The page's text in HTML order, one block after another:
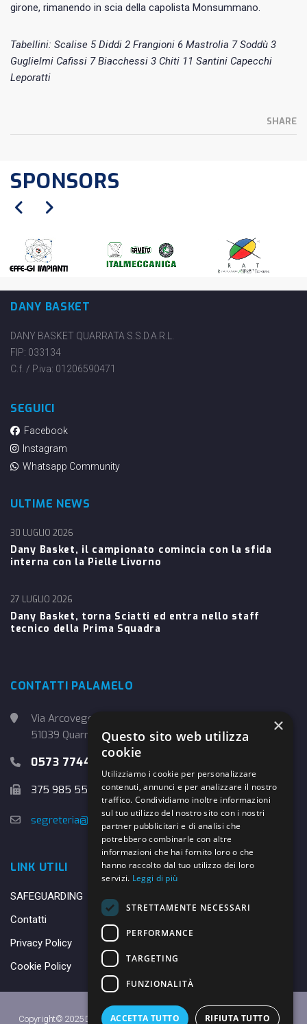
girone, rimanendo in scia della capolista Monsummano.
Tabellini: Scalise 5 Diddi 2 Frangioni 6 Mastrolia 7 Soddù 3
Guglielmi Cafissi 7 Biacchessi 3 Chiti 11 Santini Capecchi
Leporatti
SHARE
SPONSORS
DANY BASKET
DANY BASKET QUARRATA S.S.D.A.R.L.
FIP: 033134
C.f. / P.iva: 01206590471
SEGUICI
Facebook
Instagram
Whatsapp Community
ULTIME NEWS
Dany Basket, il campionato comincia con la sfida
interna con la Pielle Livorno
30 LUGLIO 2026
Dany Basket, torna Sciatti ed entra nello staff
tecnico della Prima Squadra
27 LUGLIO 2026
CONTATTI PALAMELO
Via Arcoveggio, 4
51039 Quarrata (PT)
0573 774457
375 985 5526
segreteria@danybasket.it
LINK UTILI
SAFEGUARDING
Contatti
Privacy Policy
Cookie Policy
Copyright© 2025 DANY BASKET QUARRATA S.S.D.A.R.L. -Privacy Policy
×
Questo sito web utilizza
cookie
Utilizziamo i cookie per personalizzare
contenuti, annunci e per analizzare il nostro
traffico. Condividiamo inoltre informazioni
sul tuo utilizzo del nostro sito con i nostri
partner pubblicitari e di analisi che
potrebbero combinarle con altre
informazioni che hai fornito loro o che
hanno raccolto dal tuo utilizzo dei loro
servizi. Leggi di più
STRETTAMENTE NECESSARI
PERFORMANCE
TARGETING
FUNZIONALITÀ
ACCETTA TUTTO RIFIUTA TUTTO